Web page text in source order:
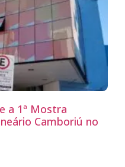
a 1ª Mostra
Camboriú no